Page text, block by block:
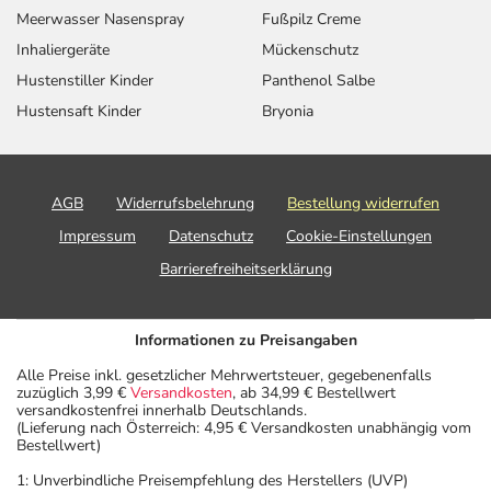
Meerwasser Nasenspray
Inhaliergeräte
Hustenstiller Kinder
Hustensaft Kinder
Fußpilz Creme
Mückenschutz
Panthenol Salbe
Bryonia
AGB Widerrufsbelehrung
Bestellung widerrufen
Impressum
Datenschutz
Cookie-Einstellungen
Barrierefreiheitserklärung
Informationen zu Preisangaben
Alle Preise inkl. gesetzlicher Mehrwertsteuer, gegebenenfalls
zuzüglich 3,99 € Versandkosten, ab 34,99 € Bestellwert
versandkostenfrei innerhalb Deutschlands.
(Lieferung nach Österreich: 4,95 € Versandkosten unabhängig vom
Bestellwert)
1: Unverbindliche Preisempfehlung des Herstellers (UVP)